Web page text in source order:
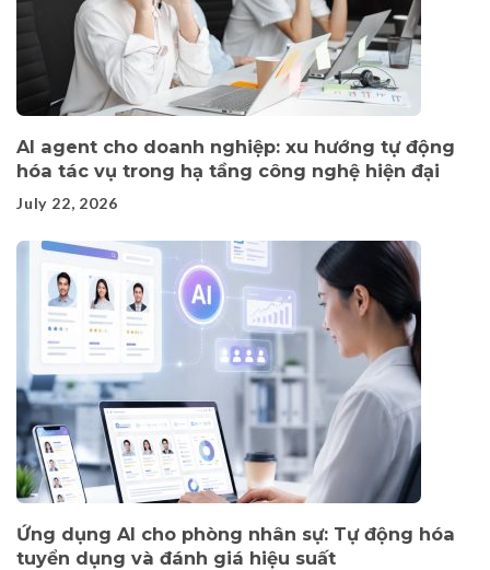
AI agent cho doanh nghiệp: xu hướng tự động
hóa tác vụ trong hạ tầng công nghệ hiện đại
July 22, 2026
Ứng dụng AI cho phòng nhân sự: Tự động hóa
tuyển dụng và đánh giá hiệu suất